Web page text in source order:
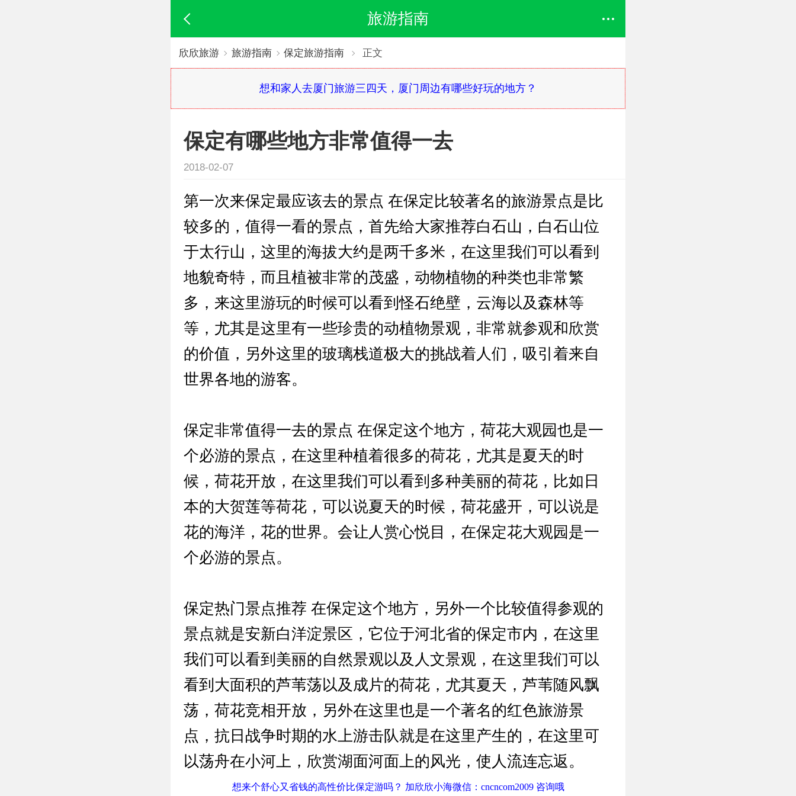
旅游指南
欣欣旅游 旅游指南 保定旅游指南 正文
想和家人去厦门旅游三四天，厦门周边有哪些好玩的地方？
保定有哪些地方非常值得一去
2018-02-07
第一次来保定最应该去的景点 在保定比较著名的旅游景点是比
较多的，值得一看的景点，首先给大家推荐白石山，白石山位
于太行山，这里的海拔大约是两千多米，在这里我们可以看到
地貌奇特，而且植被非常的茂盛，动物植物的种类也非常繁
多，来这里游玩的时候可以看到怪石绝壁，云海以及森林等
等，尤其是这里有一些珍贵的动植物景观，非常就参观和欣赏
的价值，另外这里的玻璃栈道极大的挑战着人们，吸引着来自
世界各地的游客。
保定非常值得一去的景点 在保定这个地方，荷花大观园也是一
个必游的景点，在这里种植着很多的荷花，尤其是夏天的时
候，荷花开放，在这里我们可以看到多种美丽的荷花，比如日
本的大贺莲等荷花，可以说夏天的时候，荷花盛开，可以说是
花的海洋，花的世界。会让人赏心悦目，在保定花大观园是一
个必游的景点。
保定热门景点推荐 在保定这个地方，另外一个比较值得参观的
景点就是安新白洋淀景区，它位于河北省的保定市内，在这里
我们可以看到美丽的自然景观以及人文景观，在这里我们可以
看到大面积的芦苇荡以及成片的荷花，尤其夏天，芦苇随风飘
荡，荷花竞相开放，另外在这里也是一个著名的红色旅游景
点，抗日战争时期的水上游击队就是在这里产生的，在这里可
以荡舟在小河上，欣赏湖面河面上的风光，使人流连忘返。
想来个舒心又省钱的高性价比保定游吗？ 加欣欣小海微信：cncncom2009 咨询哦